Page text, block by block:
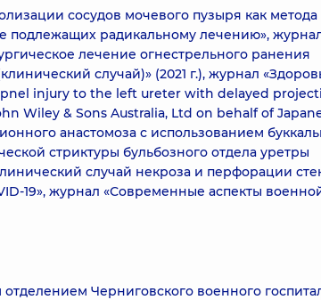
сосудов мочевого пузыря как метода
подлежащих радикальному лечению»,
лечение огнестрельного ранения
случай)» (2021 г.), журнал
injury to the left ureter with delayed
Wiley & Sons Australia, Ltd on behalf of
анастомоза с использованием
стриктуры бульбозного отдела уретры
случай некроза и перфорации
19», журнал «Современные аспекты
Черниговского военного